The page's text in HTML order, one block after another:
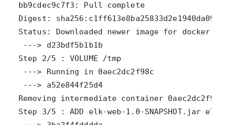
bb9cdec9c7f3: Pull complete
---> a52e844f25d4